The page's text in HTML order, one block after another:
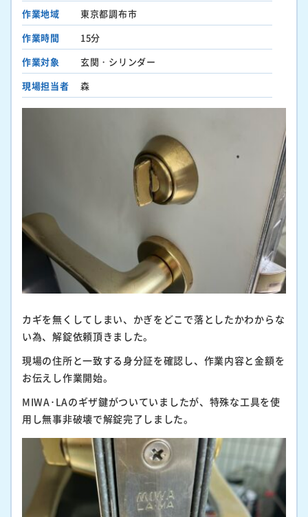
作業地域
東京都調布市
作業時間
15分
作業対象
玄関・シリンダー
現場担当者
森
カギを無くしてしまい、かぎをどこで落としたかわからな
い為、解錠依頼頂きました。
現場の住所と一致する身分証を確認し、作業内容と金額を
お伝えし作業開始。
MIWA･LAのギザ鍵がついていましたが、特殊な工具を使
用し無事非破壊で解錠完了しました。